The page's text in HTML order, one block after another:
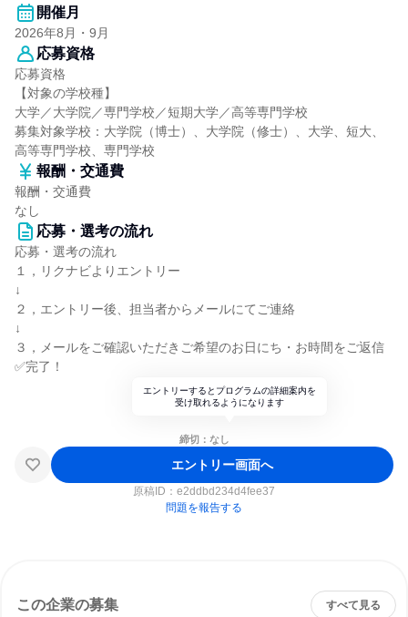
開催月
2026年8月・9月
応募資格
応募資格
【対象の学校種】
大学／大学院／専門学校／短期大学／高等専門学校
募集対象学校：大学院（博士）、大学院（修士）、大学、短大、
高等専門学校、専門学校
報酬・交通費
報酬・交通費
なし
応募・選考の流れ
応募・選考の流れ
１，リクナビよりエントリー
↓
２，エントリー後、担当者からメールにてご連絡
↓
３，メールをご確認いただきご希望のお日にち・お時間をご返信
✅完了！
エントリーするとプログラムの詳細案内を
受け取れるようになります
締切：なし
エントリー画面へ
原稿ID： e2ddbd234d4fee37
問題を報告する
この企業の募集 すべて見る